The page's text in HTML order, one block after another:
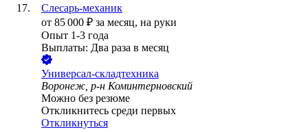
Слесарь-механик
от 85 000 ₽ за месяц, на руки
Опыт 1-3 года
Выплаты: Два раза в месяц
Универсал-складтехника
Воронеж, р-н Коминтерновский
Можно без резюме
Откликнитесь среди первых
Откликнуться